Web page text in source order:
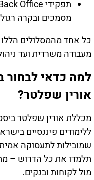
מסמכים ובקרה
כל אחד מהמסלולים
מעבודה משרדית ועד
למה כדאי
אורין שפלטר?
מכללת אורין שפלטר
ללימודים פיננסיים
שמובילות לתעסוקה
תלמדו את כל הדרוש –
מול לקוחות ובנקים.